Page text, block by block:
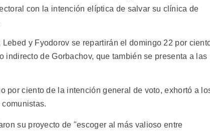
con la intención elíptica de salvar su clínica de
y Fyodorov se repartirán el domingo 22 por
de Gorbachov, que también se presenta a las
por ciento de la intención general de voto, exhortó a
su proyecto de "escoger al más valioso entre